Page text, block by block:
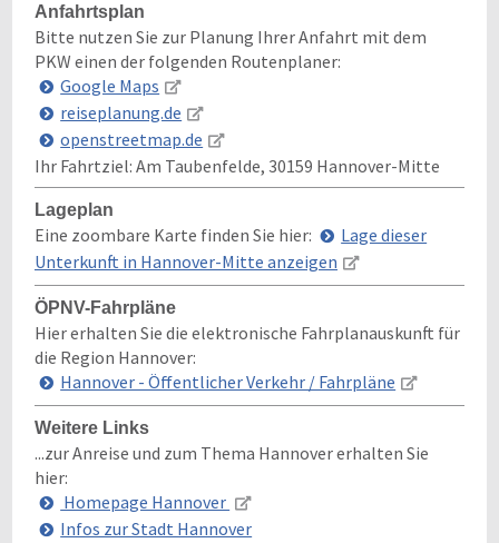
Anfahrtsplan
Bitte nutzen Sie zur Planung Ihrer Anfahrt mit dem
PKW einen der folgenden Routenplaner:
Google Maps
reiseplanung.de
openstreetmap.de
Ihr Fahrtziel: Am Taubenfelde, 30159 Hannover-Mitte
Lageplan
Eine zoombare Karte finden Sie hier:
Lage dieser
Unterkunft in Hannover-Mitte anzeigen
ÖPNV-Fahrpläne
Hier erhalten Sie die elektronische Fahrplanauskunft für
die Region Hannover:
Hannover - Öffentlicher Verkehr / Fahrpläne
Weitere Links
...zur Anreise und zum Thema Hannover erhalten Sie
hier:
Homepage Hannover
Infos zur Stadt Hannover